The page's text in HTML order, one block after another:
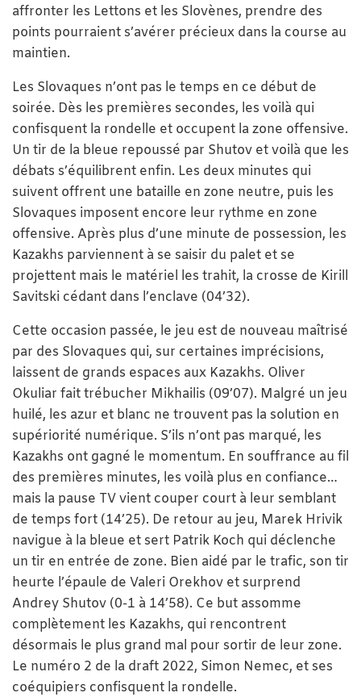
affronter les Lettons et les Slovènes, prendre des
points pourraient s’avérer précieux dans la course au
maintien.
Les Slovaques n’ont pas le temps en ce début de
soirée. Dès les premières secondes, les voilà qui
confisquent la rondelle et occupent la zone offensive.
Un tir de la bleue repoussé par Shutov et voilà que les
débats s’équilibrent enfin. Les deux minutes qui
suivent offrent une bataille en zone neutre, puis les
Slovaques imposent encore leur rythme en zone
offensive. Après plus d’une minute de possession, les
Kazakhs parviennent à se saisir du palet et se
projettent mais le matériel les trahit, la crosse de Kirill
Savitski cédant dans l’enclave (04’32).
Cette occasion passée, le jeu est de nouveau maîtrisé
par des Slovaques qui, sur certaines imprécisions,
laissent de grands espaces aux Kazakhs. Oliver
Okuliar fait trébucher Mikhailis (09’07). Malgré un jeu
huilé, les azur et blanc ne trouvent pas la solution en
supériorité numérique. S’ils n’ont pas marqué, les
Kazakhs ont gagné le momentum. En souffrance au fil
des premières minutes, les voilà plus en confiance…
mais la pause TV vient couper court à leur semblant
de temps fort (14’25). De retour au jeu, Marek Hrivik
navigue à la bleue et sert Patrik Koch qui déclenche
un tir en entrée de zone. Bien aidé par le trafic, son tir
heurte l’épaule de Valeri Orekhov et surprend
Andrey Shutov (0-1 à 14’58). Ce but assomme
complètement les Kazakhs, qui rencontrent
désormais le plus grand mal pour sortir de leur zone.
Le numéro 2 de la draft 2022, Simon Nemec, et ses
coéquipiers confisquent la rondelle.